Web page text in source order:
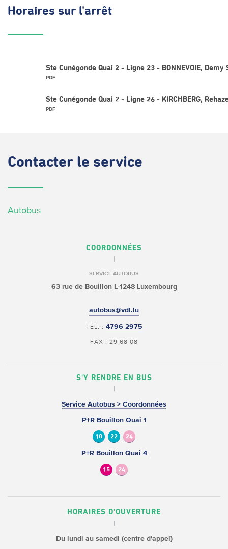
Horaires sur l'arrêt
Ste Cunégonde Quai 2 - Ligne 23 - BONNEVOIE, Demy
PDF
Ste Cunégonde Quai 2 - Ligne 26 - KIRCHBERG,
PDF
Contacter le service
Autobus
COORDONNÉES
SERVICE AUTOBUS
63 rue de BouillonL-1248 Luxembourg
autobus@vdl.lu
TÉL. : 4796 2975
FAX : 29 68 08
S'Y RENDRE EN BUS
Service Autobus > Coordonnées
P+R Bouillon Quai 1
10 22 24
P+R Bouillon Quai 4
15 24
HORAIRES D'OUVERTURE
Du lundi au samedi (centre d'appel)